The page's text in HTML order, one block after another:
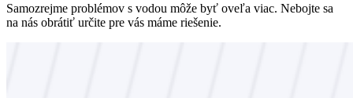
Samozrejme problémov s vodou môže byť oveľa viac. Nebojte sa
na nás obrátiť určite pre vás máme riešenie.